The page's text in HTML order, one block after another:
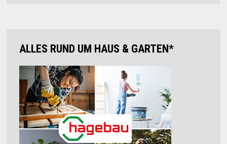
ALLES RUND UM HAUS & GARTEN*